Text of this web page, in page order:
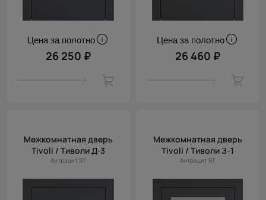
Цена за полотно
26 250 ₽
Цена за полотно
26 460 ₽
Межкомнатная дверь
Tivoli / Тиволи Д-3
Антрацит ST
Межкомнатная дверь
Tivoli / Тиволи З-1
Антрацит ST